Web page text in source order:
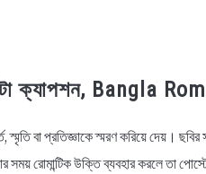
ফটো ক্যাপশন, Bangla
স্মৃতি বা প্রতিজ্ঞাকে স্মরণ করিয়ে দেয়।
রোমান্টিক উক্তি ব্যবহার করলে তা